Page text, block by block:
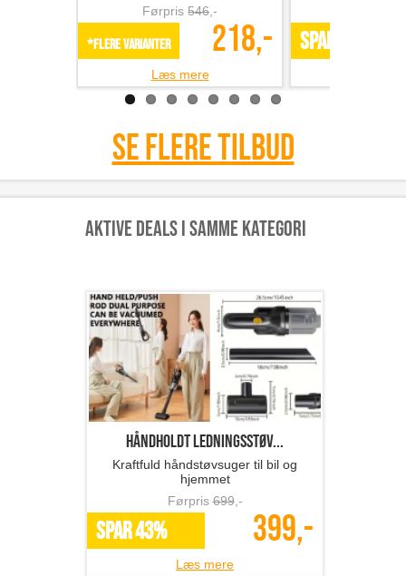
Førpris 546,-
*Flere varianter 218,-
Læs mere
SPAR 49%
Se flere tilbud
Aktive deals i samme kategori
Håndholdt ledningsstøv...
Kraftfuld håndstøvsuger til bil og
hjemmet
Førpris699,-
SPAR 43% 399,-
Læs mere